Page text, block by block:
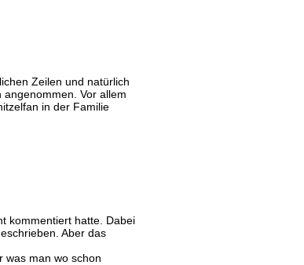
Zeilen und natürlich
Vor allem
in der Familie
kommentiert hatte. Dabei
Aber das
was man wo schon